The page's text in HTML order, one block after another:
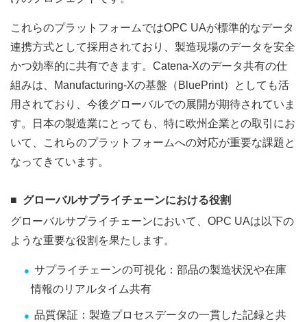
これらのプラットフォームではOPC UAが標準的なデータ
連携方式として採用されており、製造現場のデータを安全
かつ効率的に共有できます。Catena-Xのデータ共有の仕
組みは、Manufacturing-Xの基盤（BluePrint）としても活
用されており、今後グローバルでの展開が期待されていま
す。日本の製造業にとっても、特に欧州企業との取引にお
いて、これらのプラットフォームへの対応が重要な課題と
なってきています。
グローバルサプライチェーンにおける役割
グローバルサプライチェーンにおいて、OPC UAは以下の
ような重要な役割を果たします。
サプライチェーンの可視化：部品の製造状況や在庫
情報のリアルタイム共有
品質保証：製造プロセスデータの一貫した記録と共